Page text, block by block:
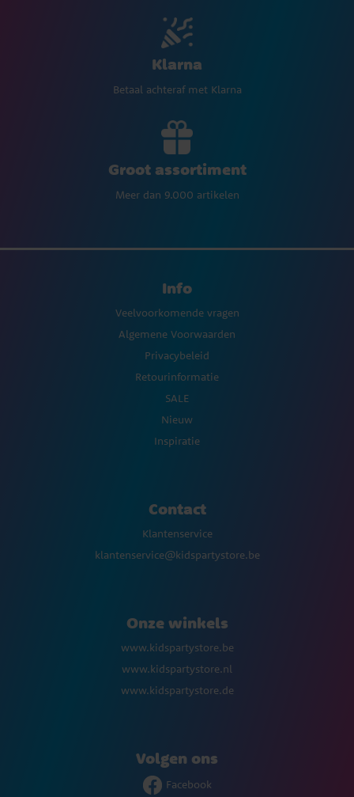
Klarna
Betaal achteraf met Klarna
Groot assortiment
Meer dan 9.000 artikelen
Info
Veelvoorkomende vragen
Algemene Voorwaarden
Privacybeleid
Retourinformatie
SALE
Nieuw
Inspiratie
Contact
Klantenservice
klantenservice@kidspartystore.be
Onze winkels
www.kidspartystore.be
www.kidspartystore.nl
www.kidspartystore.de
Volgen ons
Facebook